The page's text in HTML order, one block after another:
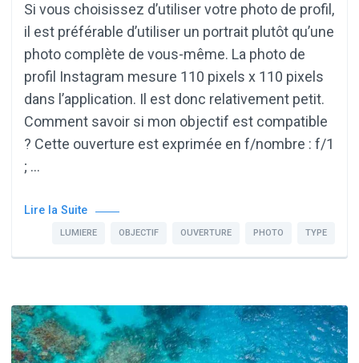
Si vous choisissez d’utiliser votre photo de profil,
il est préférable d’utiliser un portrait plutôt qu’une
photo complète de vous-même. La photo de
profil Instagram mesure 110 pixels x 110 pixels
dans l’application. Il est donc relativement petit.
Comment savoir si mon objectif est compatible
? Cette ouverture est exprimée en f/nombre : f/1
; …
Lire la Suite
LUMIERE OBJECTIF OUVERTURE PHOTO TYPE